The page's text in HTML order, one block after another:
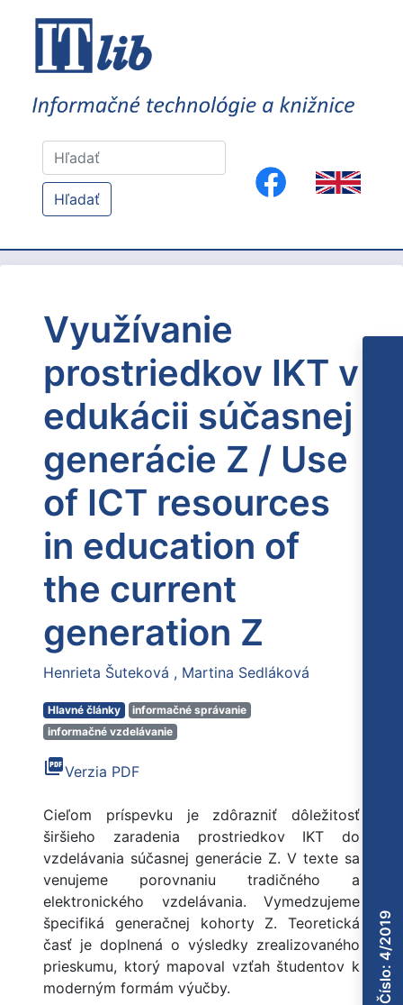
Hľadať
Využívanie
prostriedkov IKT v
edukácii súčasnej
generácie Z / Use
of ICT resources
in education of
the current
generation Z
Henrieta Šuteková Martina Sedláková
Hlavné články
informačné správanie
informačné vzdelávanie
picture_as_pdfVerzia PDF
Cieľom príspevku je zdôrazniť dôležitosť
širšieho zaradenia prostriedkov IKT do
vzdelávania súčasnej generácie Z. V texte sa
venujeme porovnaniu tradičného a
elektronického vzdelávania. Vymedzujeme
špecifiká generačnej kohorty Z. Teoretická
časť je doplnená o výsledky zrealizovaného
prieskumu, ktorý mapoval vzťah študentov k
moderným formám výučby.
Číslo: 4/2019